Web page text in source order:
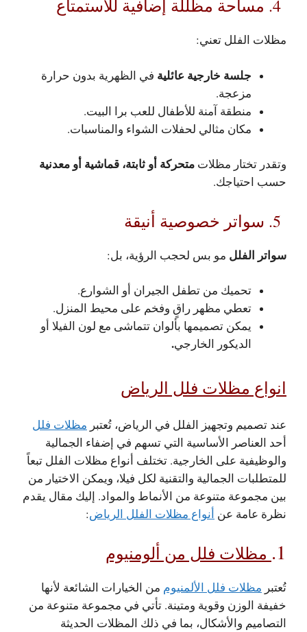
مظلات الفلل تعني:
جلسة خارجية عائلية في الظهرية بدون حرارة
مزعجة.
منطقة آمنة للأطفال للعب برا البيت.
مكان مثالي لحفلات الشواء والمناسبات.
وتقدر تختار مظلات متحركة أو ثابتة، قماشية أو معدنية
حسب احتياجك.
سواتر الفلل مو بس لحجب الرؤية، بل:
تحميك من تطفل الجيران أو الشوارع.
تعطي مظهر راقٍ وفخم على محيط المنزل.
يمكن تصميمها بألوان تتماشى مع لون الفيلا أو
الديكور الخارجي.
انواع مظلات فلل الرياض
عند تصميم وتجهيز الفلل في الرياض، تُعتبر مظلات فلل
أحد العناصر الأساسية التي تسهم في إضفاء الجمالية
والوظيفية على الخارجية. تختلف أنواع مظلات الفلل تبعاً
للمتطلبات الجمالية والتقنية لكل فيلا، ويمكن الاختيار من
بين مجموعة متنوعة من الأنماط والمواد. إليك مقال يقدم
نظرة عامة عن أنواع مظلات الفلل الرياض:
1. مظلات فلل من ألومنيوم
تُعتبر مظلات فلل الألمنيوم من الخيارات الشائعة لأنها
خفيفة الوزن وقوية ومتينة. تأتي في مجموعة متنوعة من
التصاميم والأشكال، بما في ذلك المظلات الحديثة